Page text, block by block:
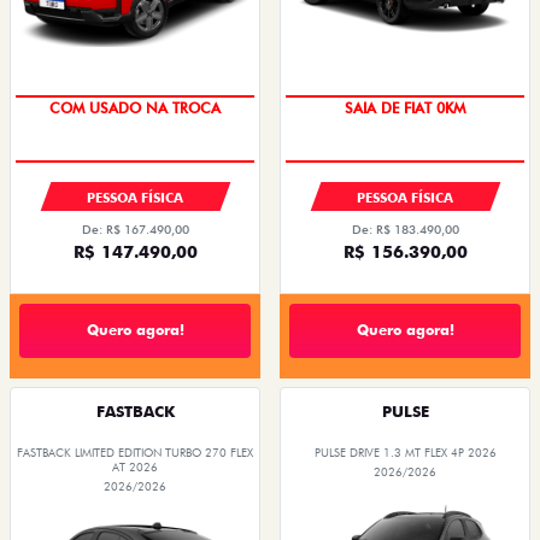
COM USADO NA TROCA
PESSOA FÍSICA
De: R$ 167.490,00
R$ 147.490,00
Quero agora!
SAIA DE FIAT 0KM
PESSOA FÍSICA
De: R$ 183.490,00
R$ 156.390,00
Quero agora!
FASTBACK
FASTBACK LIMITED EDITION TURBO 270 FLEX
AT 2026
2026/2026
PULSE
PULSE DRIVE 1.3 MT FLEX 4P 2026
2026/2026